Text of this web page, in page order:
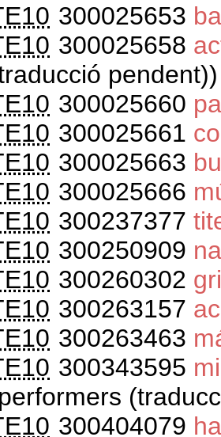
300025653
300025658
300025660
300025661
300025663
300025666
300237377
300250909
300260302
300263157
300263463
300343595
300404079